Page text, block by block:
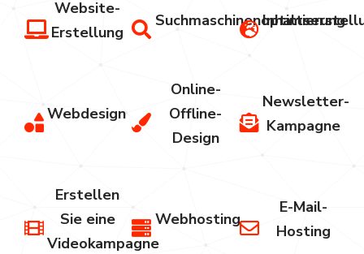
Website-
Erstellung
Suchmaschinenoptimierung
Webdesign
Online-
Offline-
Design
Newsletter-
Kampagne
Erstellen
Sie eine
Videokampagne
Webhosting
E-Mail-
Hosting